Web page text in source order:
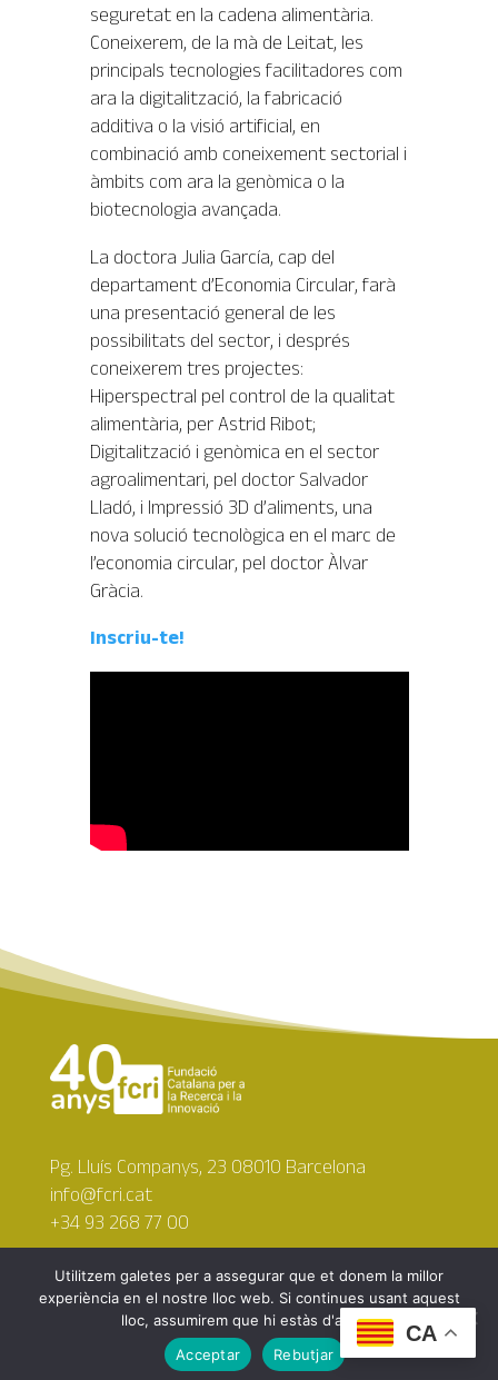
seguretat en la cadena alimentària.
Coneixerem, de la mà de Leitat, les
principals tecnologies facilitadores com
ara la digitalització, la fabricació
additiva o la visió artificial, en
combinació amb coneixement sectorial i
àmbits com ara la genòmica o la
biotecnologia avançada.
La doctora Julia García, cap del
departament d’Economia Circular, farà
una presentació general de les
possibilitats del sector, i després
coneixerem tres projectes:
Hiperspectral pel control de la qualitat
alimentària, per Astrid Ribot;
Digitalització i genòmica en el sector
agroalimentari, pel doctor Salvador
Lladó, i Impressió 3D d’aliments, una
nova solució tecnològica en el marc de
l’economia circular, pel doctor Àlvar
Gràcia.
Inscriu-te!
Pg. Lluís Companys, 23 08010 Barcelona
info@fcri.cat
+34 93 268 77 00
Copyright © 2026 Fundació Catalana per a la Recerca i
CA
Utilitzem galetes per a assegurar que et donem la millor
experiència en el nostre lloc web. Si continues usant aquest
lloc, assumirem que hi estàs d'acord.
Acceptar
Rebutjar